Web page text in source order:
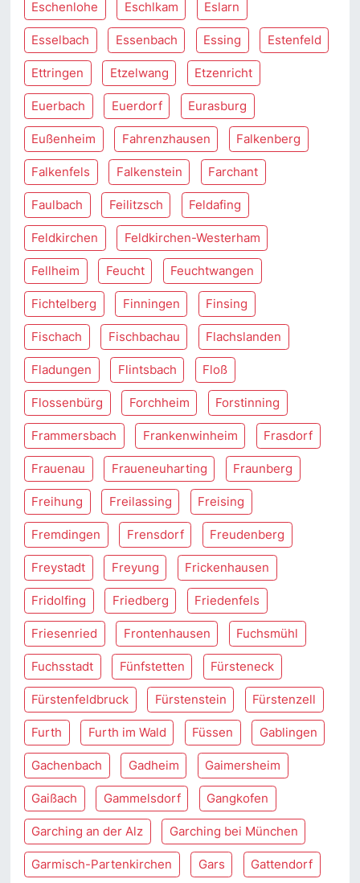
Eschenlohe Eschlkam Eslarn
Esselbach Essenbach Essing Estenfeld
Ettringen Etzelwang Etzenricht
Euerbach Euerdorf Eurasburg
Eußenheim Fahrenzhausen Falkenberg
Falkenfels Falkenstein Farchant
Faulbach Feilitzsch Feldafing
Feldkirchen Feldkirchen-Westerham
Fellheim Feucht Feuchtwangen
Fichtelberg Finningen Finsing
Fischach Fischbachau Flachslanden
Fladungen Flintsbach Floß
Flossenbürg Forchheim Forstinning
Frammersbach Frankenwinheim Frasdorf
Frauenau Fraueneuharting Fraunberg
Freihung Freilassing Freising
Fremdingen Frensdorf Freudenberg
Freystadt Freyung Frickenhausen
Fridolfing Friedberg Friedenfels
Friesenried Frontenhausen Fuchsmühl
Fuchsstadt Fünfstetten Fürsteneck
Fürstenfeldbruck Fürstenstein Fürstenzell
Furth Furth im Wald Füssen Gablingen
Gachenbach Gadheim Gaimersheim
Gaißach Gammelsdorf Gangkofen
Garching an der Alz Garching bei München
Garmisch-Partenkirchen Gars Gattendorf